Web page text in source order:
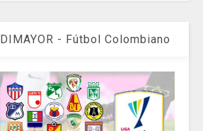
DIMAYOR - Fútbol Colombiano